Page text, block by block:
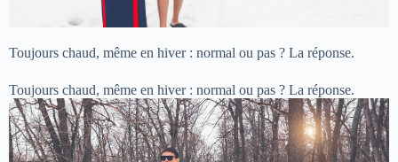
Toujours chaud, même en hiver : normal ou pas ? La réponse.
Toujours chaud, même en hiver : normal ou pas ? La réponse.